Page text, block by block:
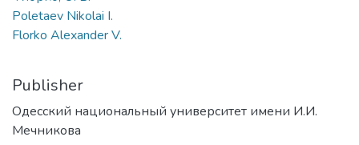
Poletaev Nikolai I.
Florko Alexander V.
Publisher
Одесский национальный университет имени И.И.
Мечникова